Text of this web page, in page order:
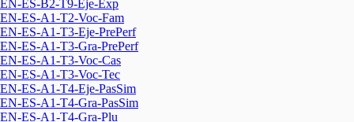
EN-ES-B2-T9-Eje-Exp
EN-ES-A1-T2-Voc-Fam
EN-ES-A1-T3-Eje-PrePerf
EN-ES-A1-T3-Gra-PrePerf
EN-ES-A1-T3-Voc-Cas
EN-ES-A1-T3-Voc-Tec
EN-ES-A1-T4-Eje-PasSim
EN-ES-A1-T4-Gra-PasSim
EN-ES-A1-T4-Gra-Plu